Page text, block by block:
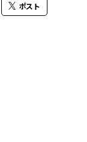
ポスト